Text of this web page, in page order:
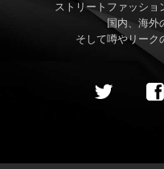
ストリートファッショ
国内、海外
そして噂やリーク